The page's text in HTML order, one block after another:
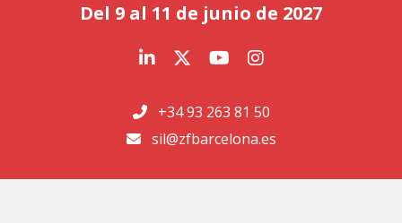
Del 9 al 11 de junio de 2027
+34 93 263 81 50
sil@zfbarcelona.es